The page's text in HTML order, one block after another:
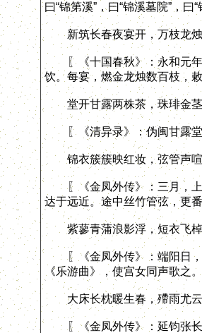
曰“锦第溪”，曰“锦溪墓院”，曰“
新筑长春夜宴开，万枝龙烛
〖《十国春秋》：永和元年
饮。每宴，燃金龙烛数百枝，
堂开甘露两株茶，珠琲金茎
〖《清异录》：伪闽甘露堂
锦衣簇簇映红妆，弦管声喧
〖《金凤外传》：三月，上
达于远近。途中丝竹管弦，更番
紫蓼青蒲浪影浮，短衣飞棹
〖《金凤外传》：端阳日，
《乐游曲》，使宫女同声歌之
大床长枕暖生春，殢雨尤云
〖《金凤外传》：延钧张长